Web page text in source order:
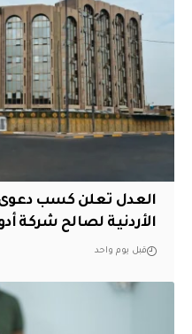
العدل تعلن كسب دعوى
الأردنية لصالح شركة
قبل يوم واحد